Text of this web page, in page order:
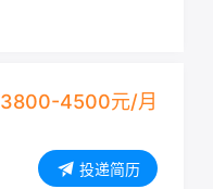
3800-4500元/月
投递简历